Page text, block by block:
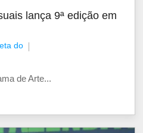
lança 9ª edição em
do
de Arte...